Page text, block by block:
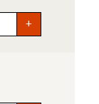
+